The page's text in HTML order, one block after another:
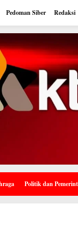
Pedoman Siber Redaksi
Politik dan